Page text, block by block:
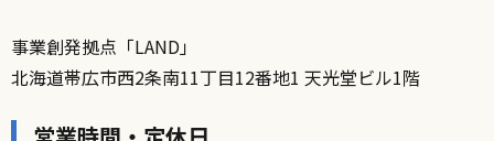
事業創発拠点「LAND」
北海道帯広市西2条南11丁目12番地1 天光堂ビル1階